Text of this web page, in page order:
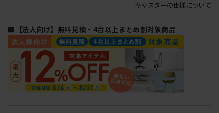
キャスターの仕様について
■【法人向け】無料見積・4台以上まとめ割対象商品